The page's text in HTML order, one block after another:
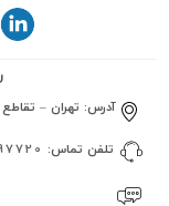
آدرس:تهران – تقاطع
تلفن تماس: